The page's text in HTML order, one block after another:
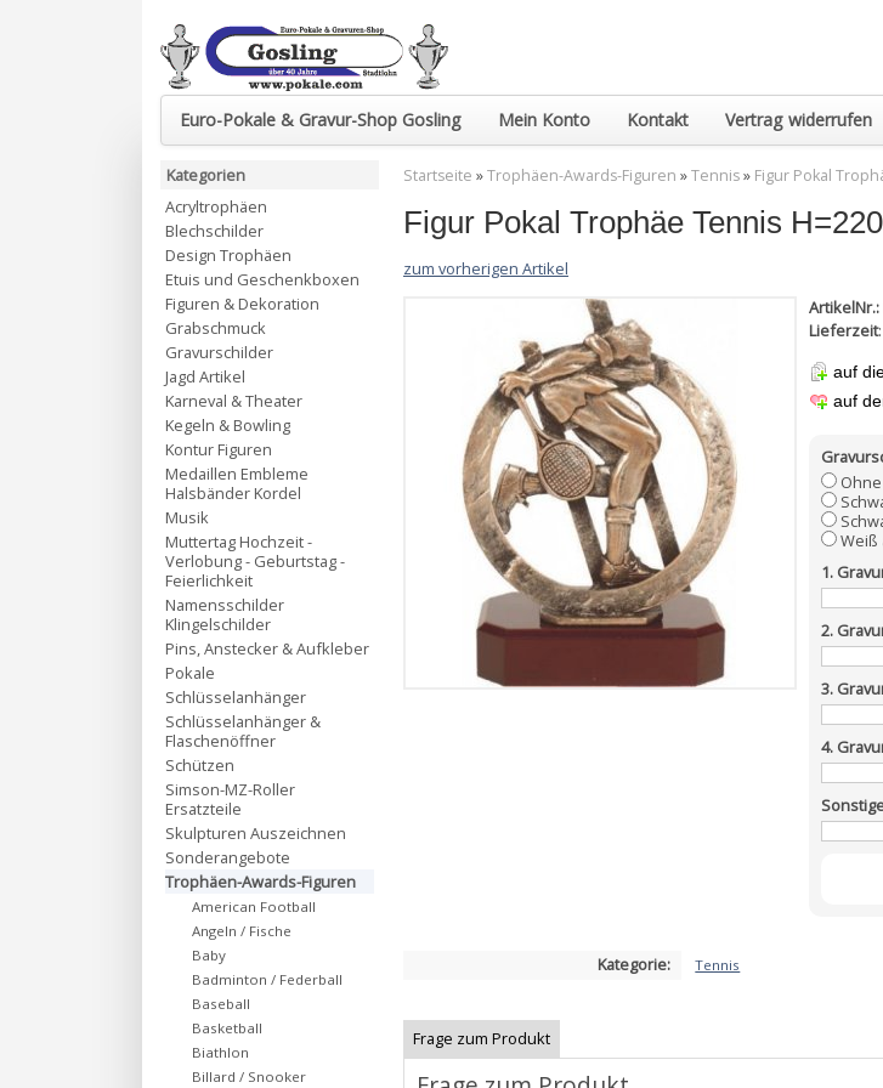
Euro-Pokale & Gravur-Shop Gosling Mein Konto Kontakt Vertrag widerrufen
Startseite »Trophäen-Awards-Figuren »Tennis» Figur Pokal
Figur Pokal Trophäe Tennis
zum vorherigen Artikel
ArtikelNr.:
Lieferzeit
auf
auf
Weiß
1.
2.
3.
4.
Kategorie: Tennis
Frage zum Produkt
Kategorien
Acryltrophäen
Blechschilder
Design Trophäen
Etuis und Geschenkboxen
Figuren & Dekoration
Grabschmuck
Gravurschilder
Jagd Artikel
Karneval & Theater
Kegeln & Bowling
Kontur Figuren
Medaillen Embleme
Halsbänder Kordel
Musik
Muttertag Hochzeit -
Verlobung - Geburtstag -
Feierlichkeit
Namensschilder
Klingelschilder
Pins, Anstecker & Aufkleber
Pokale
Schlüsselanhänger
Schlüsselanhänger &
Flaschenöffner
Schützen
Simson-MZ-Roller
Ersatzteile
Skulpturen Auszeichnen
Sonderangebote
Trophäen-Awards-Figuren
American Football
Angeln / Fische
Baby
Badminton / Federball
Baseball
Basketball
Biathlon
Billard / Snooker